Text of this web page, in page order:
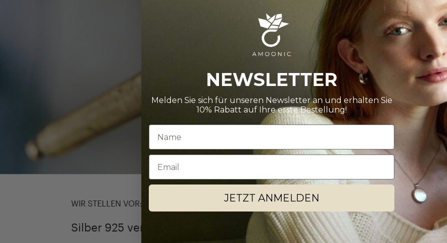
RINGRÖSSE
Wie finde
Die Auswahl ist
Ihnen dabei
Weiter zu
WIR STELLEN VOR:
Silber 925 vergoldet
NEWSLETTER
Melden Sie sich für unseren Newsletter an und erhalten Sie
10% Rabatt auf Ihre erste Bestellung!
Email
JETZT ANMELDEN